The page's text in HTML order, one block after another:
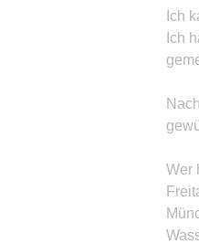
Ich
Ich
Wer